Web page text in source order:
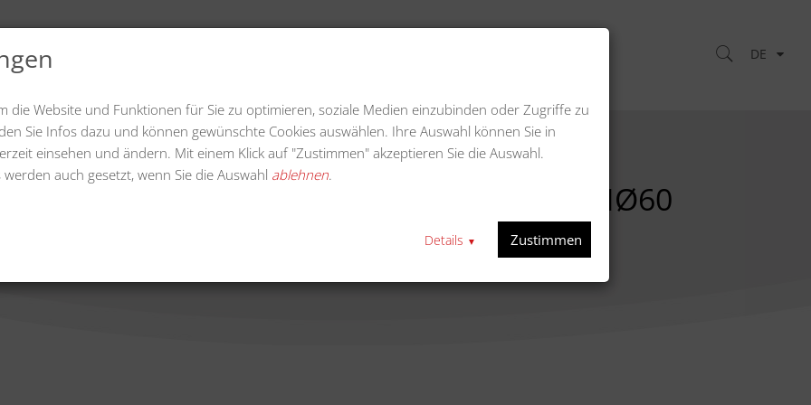
die Website und Funktionen für Sie zu optimieren, soziale Medien einzubinden oder Zugriffe zu
Sie Infos dazu und können gewünschte Cookies auswählen. Ihre Auswahl können Sie in
einsehen und ändern. Mit einem Klick auf "Zustimmen" akzeptieren Sie die Auswahl.
auch gesetzt, wenn Sie die Auswahl ablehnen.
Details ▼ Zustimmen
DE
cm Besendurchmesser (rechts) für FKMØ60